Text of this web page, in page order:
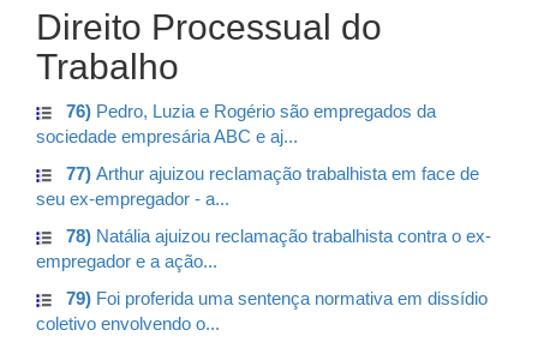
Direito Processual do
Trabalho
76) Pedro, Luzia e Rogério são empregados da
sociedade empresária ABC e aj...
77) Arthur ajuizou reclamação trabalhista em face de
seu ex-empregador - a...
78) Natália ajuizou reclamação trabalhista contra o ex-
empregador e a ação...
79) Foi proferida uma sentença normativa em dissídio
coletivo envolvendo o...